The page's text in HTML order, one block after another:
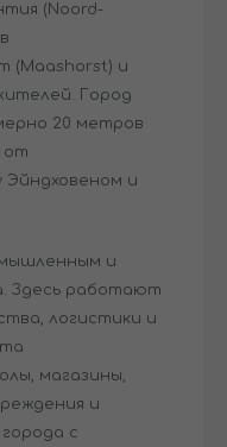
(Noord-
(Maashorst) и
Город
20 метров
от
Эйндховеном и
и
Здесь работают
логистики и
магазины,
и
с